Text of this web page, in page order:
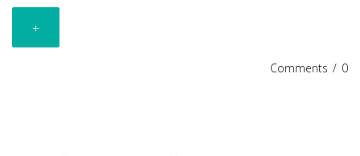
+
Comments / 0